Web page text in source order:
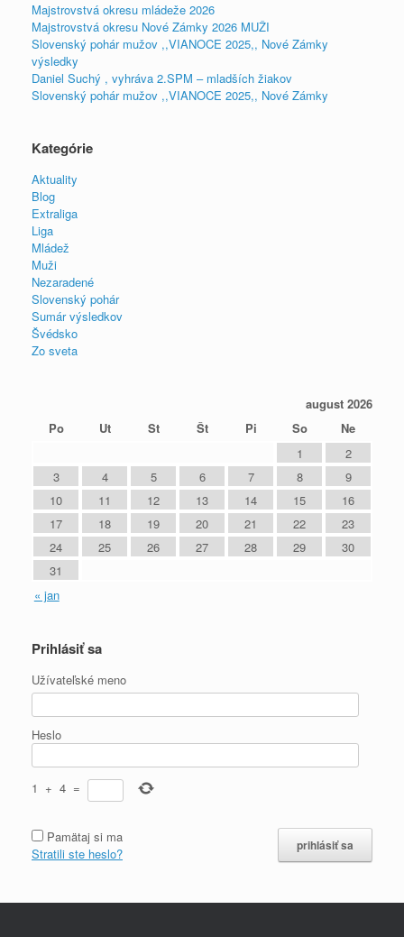
Majstrovstvá okresu mládeže 2026
Majstrovstvá okresu Nové Zámky 2026 MUŽI
Slovenský pohár mužov ,,VIANOCE 2025,, Nové Zámky
výsledky
Daniel Suchý , vyhráva 2.SPM – mladších žiakov
Slovenský pohár mužov ,,VIANOCE 2025,, Nové Zámky
Kategórie
Aktuality
Blog
Extraliga
Liga
Mládež
Muži
Nezaradené
Slovenský pohár
Sumár výsledkov
Švédsko
Zo sveta
august 2026
Po
Ut St Št Pi So Ne
« jan
1
2
3
4 5 6 7 8
9
10
11 12 13 14 15
16
17
18 19 20 21 22
23
24
25 26 27 28 29
30
31
Prihlásiť sa
Užívateľské meno
Heslo
1 + 4 =
Pamätaj si ma
Stratili ste heslo?